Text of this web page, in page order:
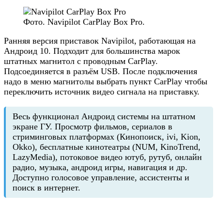
Фото. Navipilot CarPlay Box Pro.
Ранняя версия приставок Navipilot, работающая на
Андроид 10. Подходит для большинства марок
штатных магнитол с проводным CarPlay.
Подсоединяется в разъём USB. После подключения
надо в меню магнитолы выбрать пункт CarPlay чтобы
переключить источник видео сигнала на приставку.
Весь функционал Андроид системы на штатном
экране ГУ. Просмотр фильмов, сериалов в
стриминговых платформах (Кинопоиск, ivi, Kion,
Okko), бесплатные кинотеатры (NUM, KinoTrend,
LazyMedia), потоковое видео ютуб, рутуб, онлайн
радио, музыка, андроид игры, навигация и др.
Доступно голосовое управление, ассистенты и
поиск в интернет.